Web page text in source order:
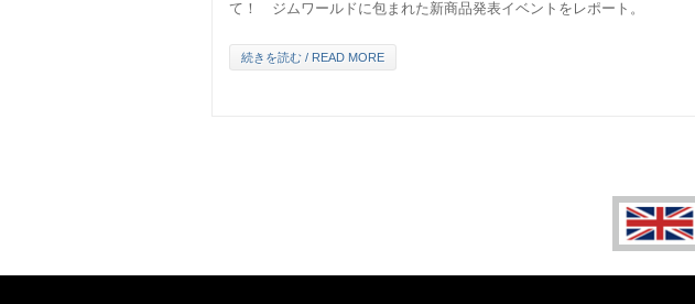
て！ ジムワールドに包まれた新商品発表イベントをレポート。
続きを読む / READ MORE